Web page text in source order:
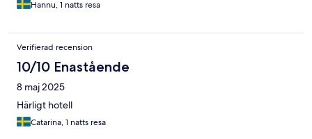
Hannu, 1 natts resa
Verifierad recension
10/10 Enastående
8 maj 2025
Härligt hotell
Catarina, 1 natts resa